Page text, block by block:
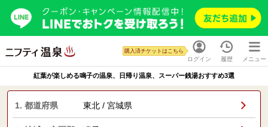
ログイン
購入済チケットはこちら
履歴 メニュー
紅葉が楽しめる鳴子の温泉、日帰り温泉、スーパー銭湯おすすめ3選
1. 都道府県 東北 / 宮城県